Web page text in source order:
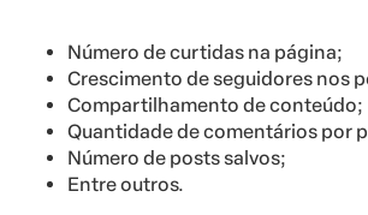
Número de curtidas na página;
Crescimento de seguidores nos
Compartilhamento de conteúdo;
Quantidade de comentários por
Número de posts salvos;
Entre outros.